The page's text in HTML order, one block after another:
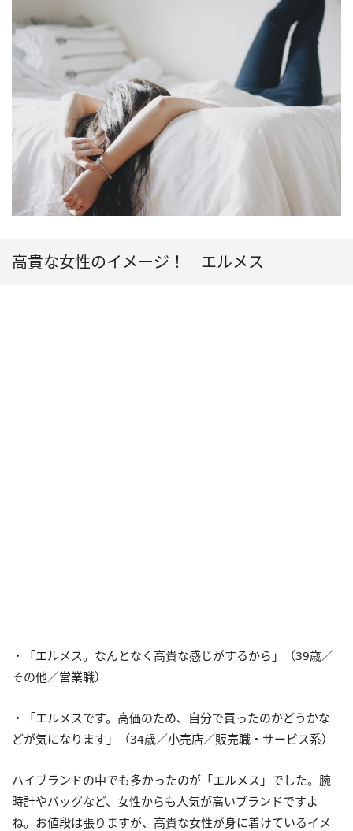
高貴な女性のイメージ！ エルメス
・「エルメス。なんとなく高貴な感じがするから」（39歳／
その他／営業職）
・「エルメスです。高価のため、自分で買ったのかどうかな
どが気になります」（34歳／小売店／販売職・サービス系）
ハイブランドの中でも多かったのが「エルメス」でした。腕
時計やバッグなど、女性からも人気が高いブランドですよ
ね。お値段は張りますが、高貴な女性が身に着けているイメ